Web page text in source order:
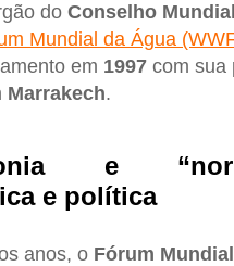
do Conselho
Mundial da Água
em 1997 com sua
Marrakech.
e
e política
anos, o Fórum